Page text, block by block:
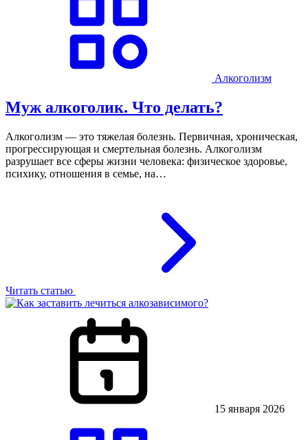
Алкоголизм
Муж алкоголик. Что делать?
Алкоголизм — это тяжелая болезнь. Первичная, хроническая,
прогрессирующая и смертельная болезнь. Алкоголизм
разрушает все сферы жизни человека: физическое здоровье,
психику, отношения в семье, на…
Читать статью
15 января 2026